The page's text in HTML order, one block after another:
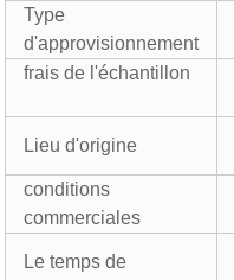
Type
d'approvisionnement
frais de l'échantillon
Lieu d'origine
conditions
commerciales
Le temps de